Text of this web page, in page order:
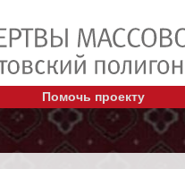
Помочь проекту